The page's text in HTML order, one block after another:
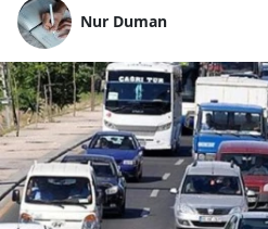
Nur Duman